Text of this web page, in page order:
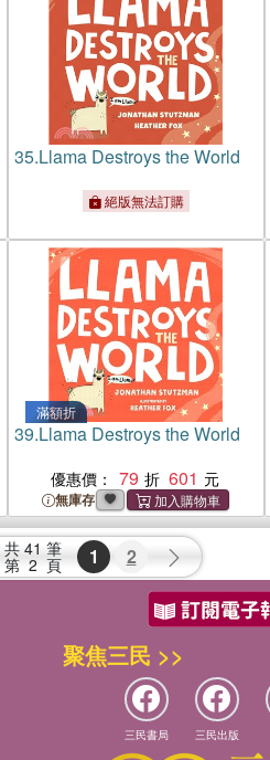
35.Llama Destroys the World
絕版無法訂購
滿額折
39.Llama Destroys the World
優惠價： 79 601
無庫存
共 41 筆
第 2 頁 1 2
聚焦三民 >>
三民書局 三民出版